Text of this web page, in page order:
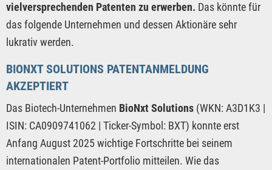
vielversprechenden Patenten zu erwerben. Das könnte für
das folgende Unternehmen und dessen Aktionäre sehr
lukrativ werden.
BIONXT SOLUTIONS PATENTANMELDUNG
AKZEPTIERT
Das Biotech-Unternehmen BioNxt Solutions (WKN: A3D1K3 |
ISIN: CA0909741062 | Ticker-Symbol: BXT) konnte erst
Anfang August 2025 wichtige Fortschritte bei seinem
internationalen Patent-Portfolio mitteilen. Wie das